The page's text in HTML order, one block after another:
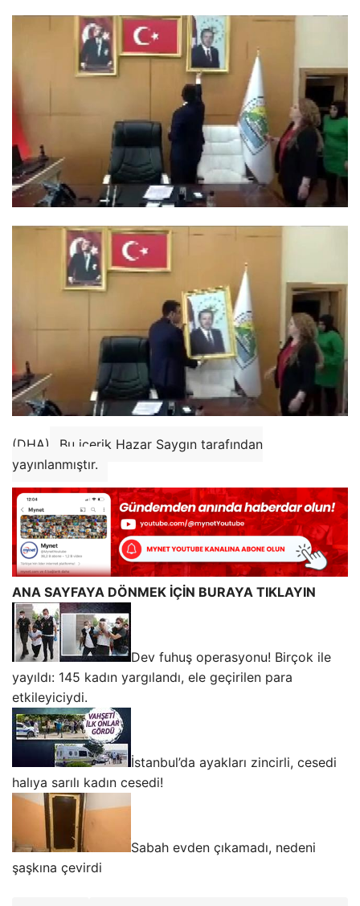
(DHA)
Bu içerik Hazar Saygın tarafından
yayınlanmıştır.
ANA SAYFAYA DÖNMEK İÇİN BURAYA TIKLAYIN
Dev fuhuş operasyonu! Birçok ile
yayıldı: 145 kadın yargılandı, ele geçirilen para
etkileyiciydi.
İstanbul’da ayakları zincirli, cesedi
halıya sarılı kadın cesedi!
Sabah evden çıkamadı, nedeni
şaşkına çevirdi